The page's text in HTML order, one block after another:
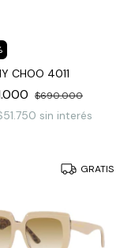
CHOO 4011
$690.000
sin interés
GRATIS